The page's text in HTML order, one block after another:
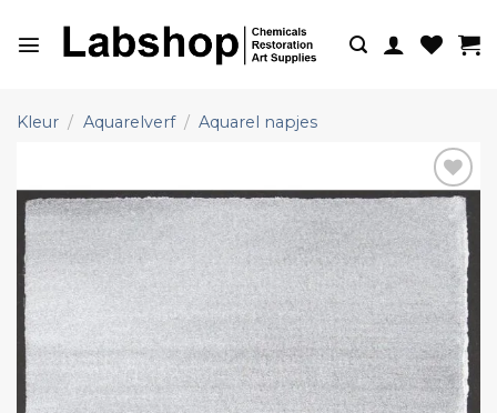
naar
Kleur / Aquarelverf / Aquarel napjes